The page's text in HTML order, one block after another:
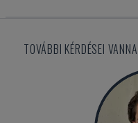
TOVÁBBI KÉRDÉSEI